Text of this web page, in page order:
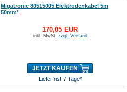
Migatronic 80515005 Elektrodenkabel 5m
50mm²
170,05 EUR
inkl. MwSt. zzgl. Versand
JETZT KAUFEN
Lieferfrist 7 Tage*